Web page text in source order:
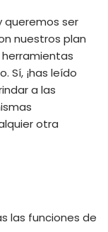
queremos ser
nuestros plan
Sí, ¡has leído
a las
otra
las funciones de